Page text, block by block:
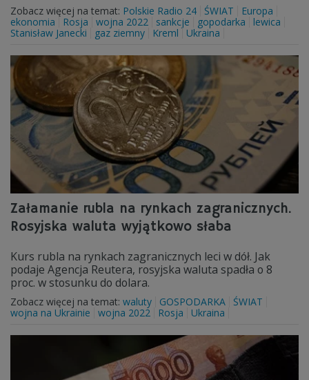
Zobacz więcej na temat: Polskie Radio 24 ŚWIAT
Europa
ekonomia
Rosja wojna 2022 sankcje gopodarka
lewica
Stanisław Janecki
gaz ziemny Kreml Ukraina
Załamanie rubla na rynkach zagranicznych.
Rosyjska waluta wyjątkowo słaba
Kurs rubla na rynkach zagranicznych leci w dół. Jak
podaje Agencja Reutera, rosyjska waluta spadła o 8
proc. w stosunku do dolara.
Zobacz więcej na temat: waluty GOSPODARKA ŚWIAT
wojna na Ukrainie
wojna 2022 Rosja Ukraina